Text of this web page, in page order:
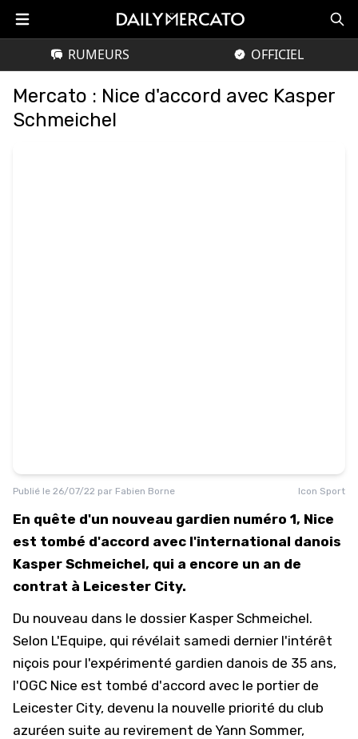
RUMEURS OFFICIEL
Mercato : Nice d'accord avec Kasper
Schmeichel
Publié le 26/07/22 par Fabien Borne Icon Sport
En quête d'un nouveau gardien numéro 1, Nice
est tombé d'accord avec l'international danois
Kasper Schmeichel, qui a encore un an de
contrat à Leicester City.
Du nouveau dans le dossier Kasper Schmeichel.
Selon L'Equipe, qui révélait samedi dernier l'intérêt
niçois pour l'expérimenté gardien danois de 35 ans,
l'OGC Nice est tombé d'accord avec le portier de
Leicester City, devenu la nouvelle priorité du club
azuréen suite au revirement de Yann Sommer,